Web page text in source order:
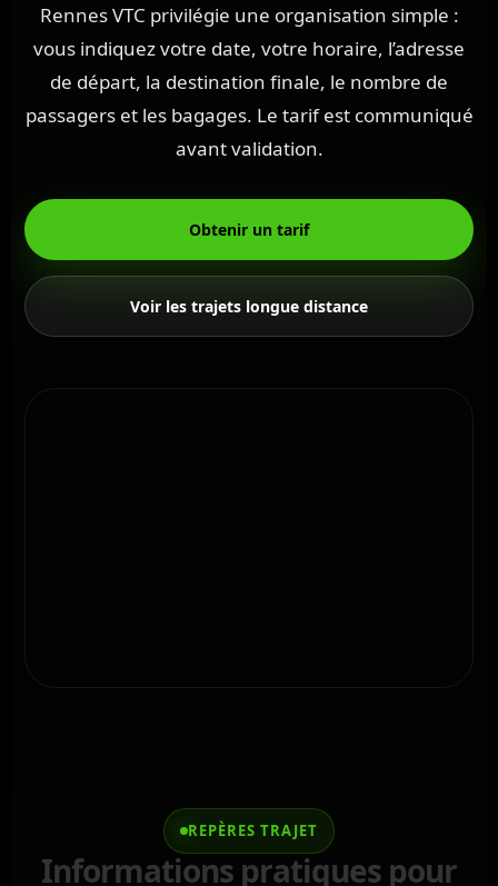
Rennes VTC privilégie une organisation simple :
vous indiquez votre date, votre horaire, l’adresse
de départ, la destination finale, le nombre de
passagers et les bagages. Le tarif est communiqué
avant validation.
Obtenir un tarif
Voir les trajets longue distance
REPÈRES TRAJET
Informations pratiques pour